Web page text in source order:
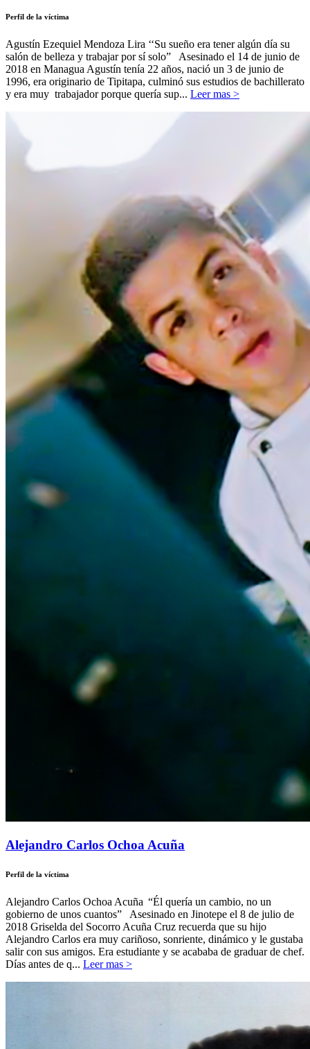
Perfil de la víctima
Agustín Ezequiel Mendoza Lira ‘‘Su sueño era tener algún día su
salón de belleza y trabajar por sí solo” Asesinado el 14 de junio de
2018 en Managua Agustín tenía 22 años, nació un 3 de junio de
1996, era originario de Tipitapa, culminó sus estudios de bachillerato
y era muy trabajador porque quería sup... Leer mas >
Alejandro Carlos Ochoa Acuña
Perfil de la víctima
Alejandro Carlos Ochoa Acuña “Él quería un cambio, no un
gobierno de unos cuantos” Asesinado en Jinotepe el 8 de julio de
2018 Griselda del Socorro Acuña Cruz recuerda que su hijo
Alejandro Carlos era muy cariñoso, sonriente, dinámico y le gustaba
salir con sus amigos. Era estudiante y se acababa de graduar de chef.
Días antes de q... Leer mas >